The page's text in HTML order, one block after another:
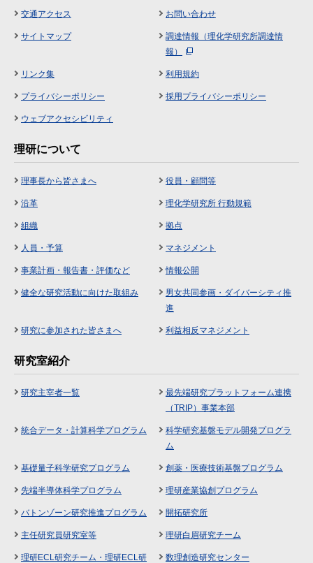
交通アクセス お問い合わせ
サイトマップ
調達情報（理化学研究所調達情
報）
リンク集 利用規約
プライバシーポリシー 採用プライバシーポリシー
ウェブアクセシビリティ
理研について
理事長から皆さまへ 役員・顧問等
沿革 理化学研究所 行動規範
組織 拠点
人員・予算 マネジメント
事業計画・報告書・評価など 情報公開
健全な研究活動に向けた取組み
男女共同参画・ダイバーシティ推
進
研究に参加された皆さまへ 利益相反マネジメント
研究室紹介
研究主宰者一覧
最先端研究プラットフォーム連携
（TRIP）事業本部
統合データ・計算科学プログラム
科学研究基盤モデル開発プログラ
ム
基礎量子科学研究プログラム 創薬・医療技術基盤プログラム
先端半導体科学プログラム 理研産業協創プログラム
バトンゾーン研究推進プログラム 開拓研究所
主任研究員研究室等 理研白眉研究チーム
理研ECL研究チーム・理研ECL研
数理創造研究センター